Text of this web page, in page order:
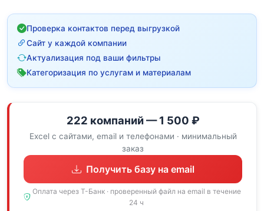
Проверка контактов перед выгрузкой
Сайт у каждой компании
Актуализация под ваши фильтры
Категоризация по услугам и материалам
222 компаний — 1 500 ₽
Excel с сайтами, email и телефонами · минимальный
заказ
Получить базу на email
Оплата через Т-Банк · проверенный файл на email в течение
24 ч